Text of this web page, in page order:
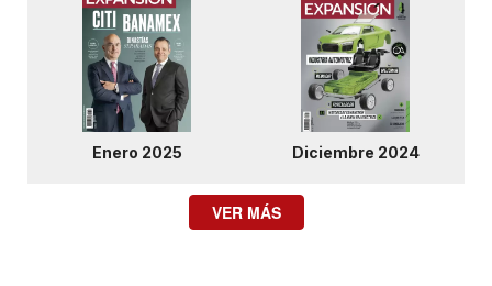
Enero 2025 Diciembre 2024
VER MÁS